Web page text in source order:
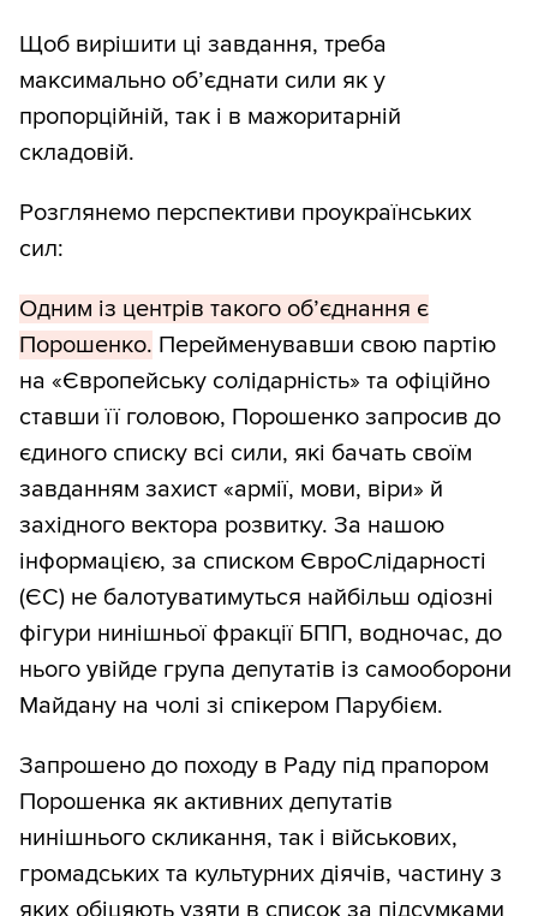
Щоб вирішити ці завдання, треба
максимально об’єднати сили як у
пропорційній, так і в мажоритарній
складовій.
Розглянемо перспективи проукраїнських
сил:
Одним із центрів такого об’єднання є
Порошенко. Перейменувавши свою партію
на «Європейську солідарність» та офіційно
ставши її головою, Порошенко запросив до
єдиного списку всі сили, які бачать своїм
завданням захист «армії, мови, віри» й
західного вектора розвитку. За нашою
інформацією, за списком ЄвроСлідарності
(ЄС) не балотуватимуться найбільш одіозні
фігури нинішньої фракції БПП, водночас, до
нього увійде група депутатів із самооборони
Майдану на чолі зі спікером Парубієм.
Запрошено до походу в Раду під прапором
Порошенка як активних депутатів
нинішнього скликання, так і військових,
громадських та культурних діячів, частину з
яких обіцяють узяти в список за підсумками